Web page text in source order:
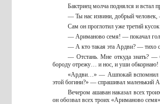
Бактриец молча поднялся и встал
— Ты нас извини, добрый
Сам он проглотил уже третий
— Ариманово семя! — покачал
— А кто такая эта Ардви? —
— Отстань. Мне откуда знать? —
бороду отрежу… и нос, и уши
«Ардви…» — Ашпокай вспомнил
этой богини?» — спрашивал маленький
Вечером ашаван наказал всех
он обозвал всех троих «Ариманово